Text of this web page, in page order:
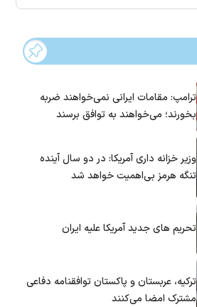
ترامپ: مقامات ایرانی نمی‌خواهند ضربه
بخورند؛ می‌خواهند به توافق برسند
وزیر خزانه داری آمریکا: در دو سال آینده
تنگه هرمز بی‌اهمیت خواهد شد
تحریم های جدید آمریکا علیه ایران
ترکیه، عربستان و پاکستان توافقنامه دفاعی
مشترک امضا می‌کنند